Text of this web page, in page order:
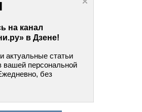
на канал
в Дзене!
актуальные статьи
вашей персональной
без